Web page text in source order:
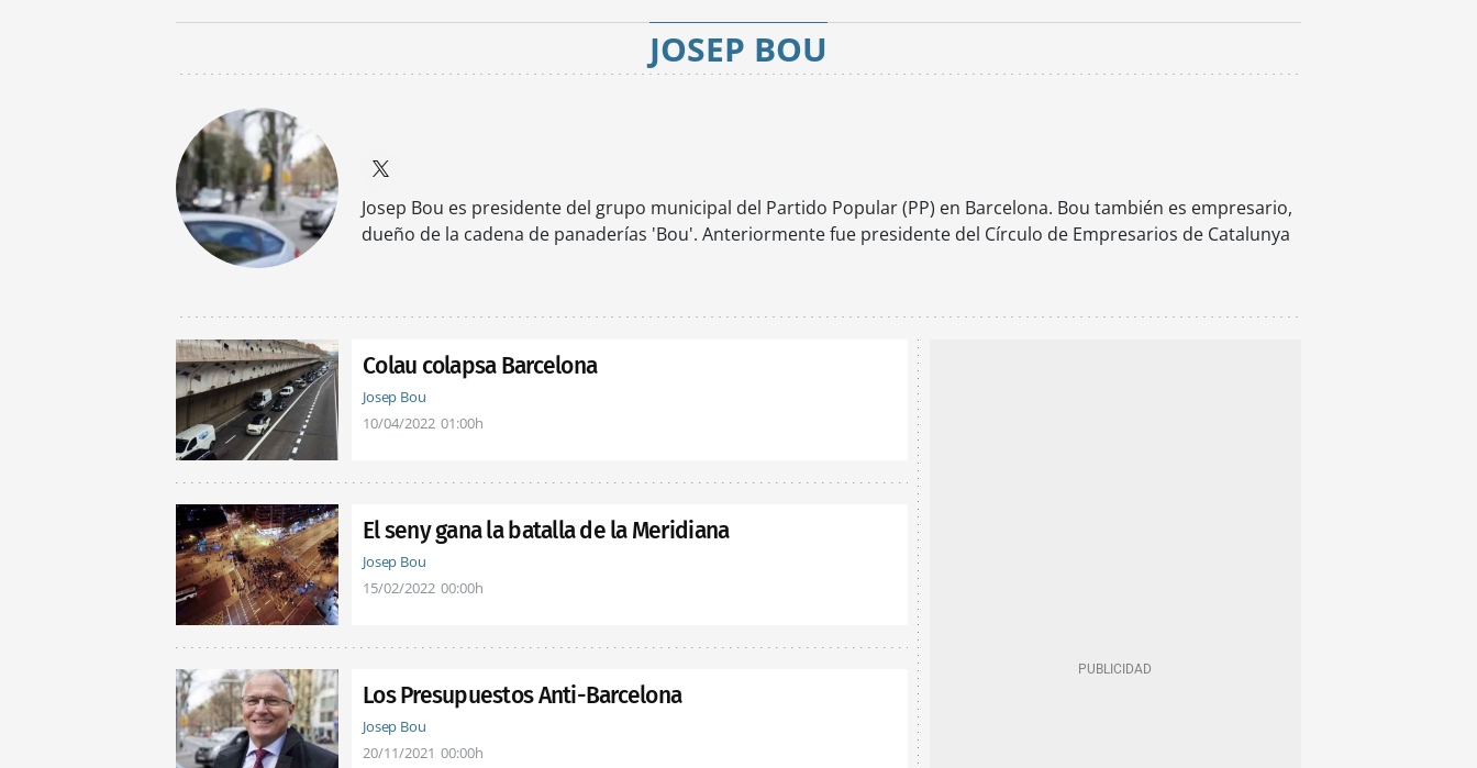
JOSEP BOU
Josep Bou es presidente del grupo municipal del Partido Popular (PP) en Barcelona. Bou también es empresario,
dueño de la cadena de panaderías 'Bou'. Anteriormente fue presidente del Círculo de Empresarios de Catalunya
Colau colapsa Barcelona
Josep Bou
10/04/2022 01:00h
El seny gana la batalla de la Meridiana
Josep Bou
15/02/2022 00:00h
Los Presupuestos Anti-Barcelona
Josep Bou
20/11/2021 00:00h